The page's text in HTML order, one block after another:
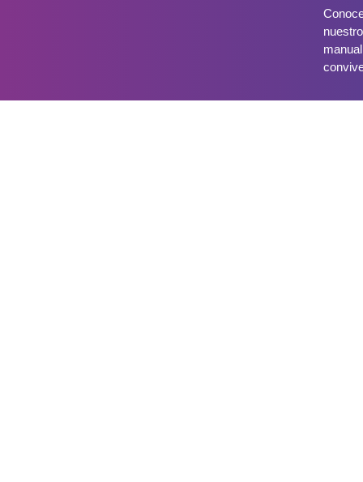
nuestro